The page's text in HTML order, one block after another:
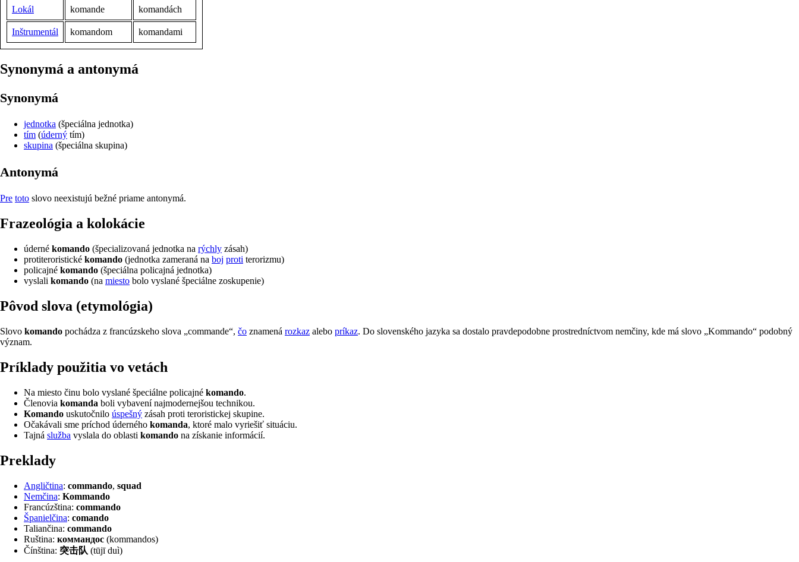
Lokál komande komandách
Inštrumentál komandom komandami
synonymá a antonymá
Synonymá
jednotka (špeciálna jednotka)
tím (úderný tím)
skupina (špeciálna skupina)
Antonymá
Pre toto slovo neexistujú bežné priame antonymá.
frazeológia a kolokácie
úderné komando (špecializovaná jednotka na rýchly zásah)
protiteroristické komando (jednotka zameraná na boj proti terorizmu)
policajné komando (špeciálna policajná jednotka)
vyslali komando (na miesto bolo vyslané špeciálne zoskupenie)
pôvod slova (etymológia)
Slovo komando pochádza z francúzskeho slova „commande“, čo znamená rozkaz alebo príkaz. Do slovenského jazyka sa dostalo pravdepodobne prostredníctvom nemčiny, kde má slovo „Kommando“ podobný
význam.
príklady použitia vo vetách
Na miesto činu bolo vyslané špeciálne policajné komando.
Členovia komanda boli vybavení najmodernejšou technikou.
Komando uskutočnilo úspešný zásah proti teroristickej skupine.
Očakávali sme príchod úderného komanda, ktoré malo vyriešiť situáciu.
Tajná služba vyslala do oblasti komando na získanie informácií.
preklady
Angličtina: commando, squad
Nemčina: Kommando
Francúzština: commando
Španielčina: comando
Taliančina: commando
Ruština: коммандос (kommandos)
Čínština: 突击队 (tūjī duì)